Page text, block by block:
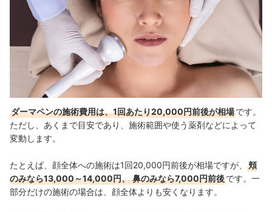
ダーマペンの施術費用は、1回あたり20,000円前後が相場です。
ただし、あくまで目安であり、施術範囲や使う薬剤などによって
変動します。
たとえば、顔全体への施術は1回20,000円前後が相場ですが、
頬
のみなら13,000～14,000円、 鼻のみなら7,000円前後です。一
部分だけの施術の場合は、顔全体よりも安くなります。